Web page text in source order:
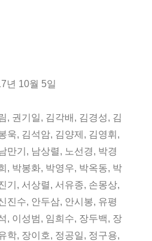
년 10월 5일
, 권기일, 김각배 , 김경성, 김
욱, 김석암, 김양제 , 김영휘 ,
만기 , 남상렬, 노선경, 박경
, 박봉화, 박영우, 박옥동, 박
기 , 서상렬, 서유종, 손몽상,
진수, 안두삼, 안시봉, 유평
, 이성범, 임희수, 장두백, 장
학, 장이호, 정공일, 정구용,